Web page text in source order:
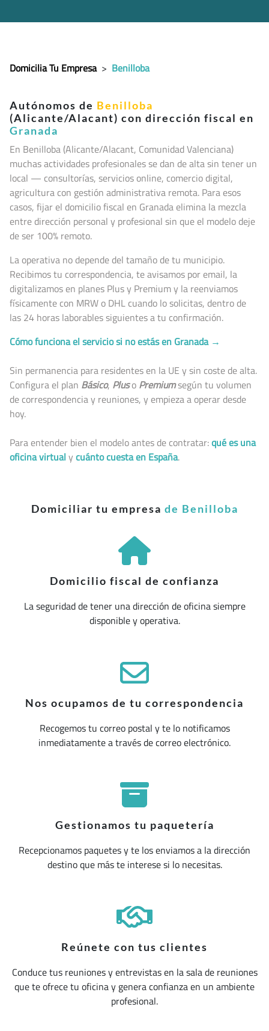
Domicilia Tu Empresa > Benilloba
Autónomos de Benilloba
(Alicante/Alacant) con dirección fiscal en
Granada
En Benilloba (Alicante/Alacant, Comunidad Valenciana)
muchas actividades profesionales se dan de alta sin tener un
local — consultorías, servicios online, comercio digital,
agricultura con gestión administrativa remota. Para esos
casos, fijar el domicilio fiscal en Granada elimina la mezcla
entre dirección personal y profesional sin que el modelo deje
de ser 100% remoto.
La operativa no depende del tamaño de tu municipio.
Recibimos tu correspondencia, te avisamos por email, la
digitalizamos en planes Plus y Premium y la reenviamos
físicamente con MRW o DHL cuando lo solicitas, dentro de
las 24 horas laborables siguientes a tu confirmación.
Cómo funciona el servicio si no estás en Granada →
Sin permanencia para residentes en la UE y sin coste de alta.
Configura el plan Básico, Pluso Premiumsegún tu volumen
de correspondencia y reuniones, y empieza a operar desde
hoy.
Para entender bien el modelo antes de contratar:qué es una
oficina virtual ycuánto cuesta en España.
Domiciliar tu empresa de Benilloba
Domicilio fiscal de confianza
La seguridad de tener una dirección de oficina siempre
disponible y operativa.
Nos ocupamos de tu correspondencia
Recogemos tu correo postal y te lo notificamos
inmediatamente a través de correo electrónico.
Gestionamos tu paquetería
Recepcionamos paquetes y te los enviamos a la dirección
destino que más te interese si lo necesitas.
Reúnete con tus clientes
Conduce tus reuniones y entrevistas en la sala de reuniones
que te ofrece tu oficina y genera confianza en un ambiente
profesional.